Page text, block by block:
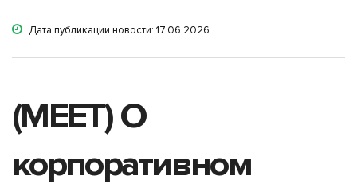
Дата публикации новости: 17.06.2026
(MEET) О
корпоративном